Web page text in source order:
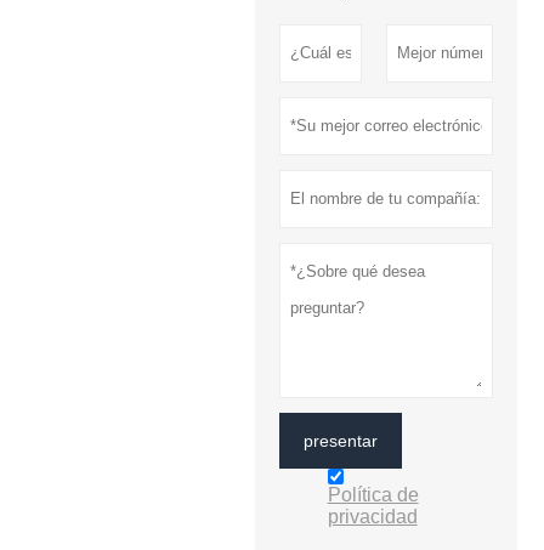
presentar
Política de
privacidad